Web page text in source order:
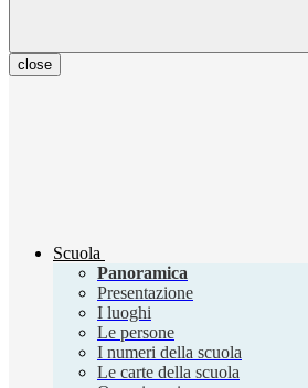
close
Scuola
Panoramica
Presentazione
I luoghi
Le persone
I numeri della scuola
Le carte della scuola